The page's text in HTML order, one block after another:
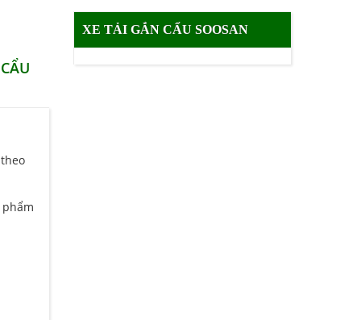
XE TẢI GẮN CẨU SOOSAN